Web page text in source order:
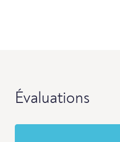
Évaluations